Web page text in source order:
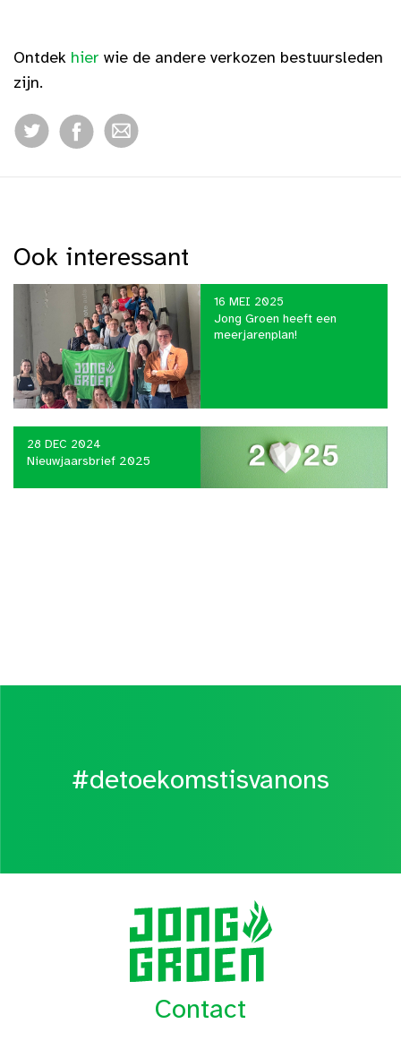
Ontdek hier wie de andere verkozen bestuursleden
zijn.
Ook interessant
16 MEI 2025
Jong Groen heeft een
meerjarenplan!
28 DEC 2024
Nieuwjaarsbrief 2025
#detoekomstisvanons
Contact